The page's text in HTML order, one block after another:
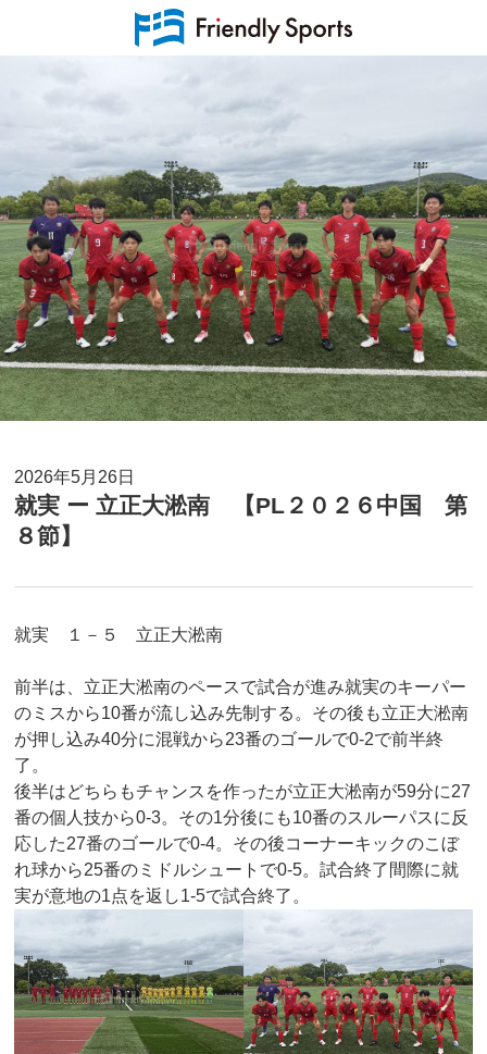
2026年5月26日
就実 ー 立正大淞南 【PL２０２６中国 第
８節】
就実 １－５ 立正大淞南
前半は、立正大淞南のペースで試合が進み就実のキーパー
のミスから10番が流し込み先制する。その後も立正大淞南
が押し込み40分に混戦から23番のゴールで0-2で前半終
了。
後半はどちらもチャンスを作ったが立正大淞南が59分に27
番の個人技から0-3。その1分後にも10番のスルーパスに反
応した27番のゴールで0-4。その後コーナーキックのこぼ
れ球から25番のミドルシュートで0-5。試合終了間際に就
実が意地の1点を返し1-5で試合終了。